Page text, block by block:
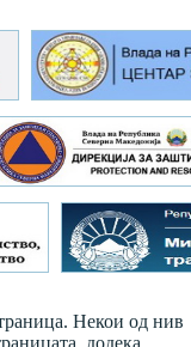
Некои од нив
додека